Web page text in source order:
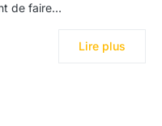
de faire…
Lire plus